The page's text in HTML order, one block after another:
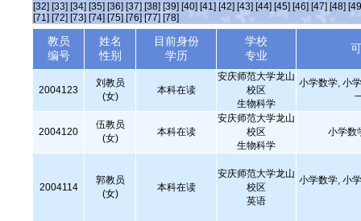
[32] [33] [34] [35] [36] [37] [38] [39] [40] [41] [42] [43] [44] [45] [46] [47] [48]
[71] [72] [73] [74] [75] [76] [77] [78]
教员
编号
姓名
性别
目前身份
学历
学校
专业
2004123
刘教员
(女)
本科在读
安庆师范大学龙山
校区
生物科学
小学数学, 小
2004120
伍教员
(女)
本科在读
安庆师范大学龙山
校区
生物科学
小学数
2004114
郭教员
(女)
本科在读
安庆师范大学龙山
校区
英语
小学数学, 小